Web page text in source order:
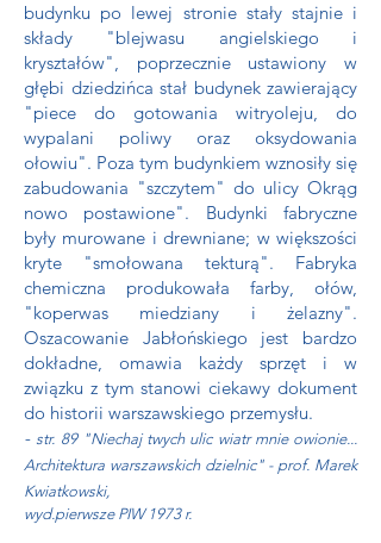
budynku po lewej stronie stały stajnie i
składy "blejwasu angielskiego i
kryształów", poprzecznie ustawiony w
głębi dziedzińca stał budynek zawierający
"piece do gotowania witryoleju, do
wypalani poliwy oraz oksydowania
ołowiu". Poza tym budynkiem wznosiły się
zabudowania "szczytem" do ulicy Okrąg
nowo postawione". Budynki fabryczne
były murowane i drewniane; w większości
kryte "smołowana tekturą". Fabryka
chemiczna produkowała farby, ołów,
"koperwas miedziany i żelazny".
Oszacowanie Jabłońskiego jest bardzo
dokładne, omawia każdy sprzęt i w
związku z tym stanowi ciekawy dokument
do historii warszawskiego przemysłu.
-str. 89 "Niechaj twych ulic wiatr mnie owionie...
Architektura warszawskich dzielnic" - prof. Marek
Kwiatkowski,
wyd.pierwsze PIW 1973 r.